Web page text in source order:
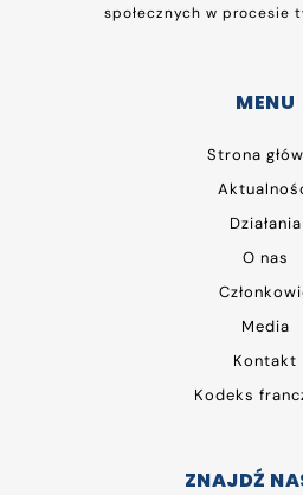
społecznych w procesie
MENU
Strona
Działania
O nas
Media
Kontakt
Kodeks
ZNAJDŹ